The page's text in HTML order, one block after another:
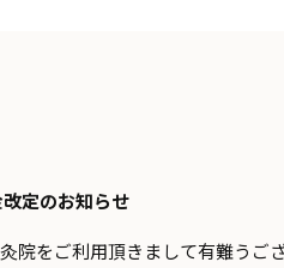
定のお知らせ
院をご利用頂きまして有難うござ